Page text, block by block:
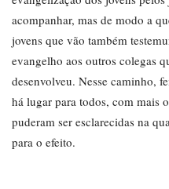
acompanhar, mas de modo a
jovens que vão também
evangelho aos outros colegas
desenvolveu. Nesse caminho,
há lugar para todos, com mais
puderam ser esclarecidas na
para o efeito.